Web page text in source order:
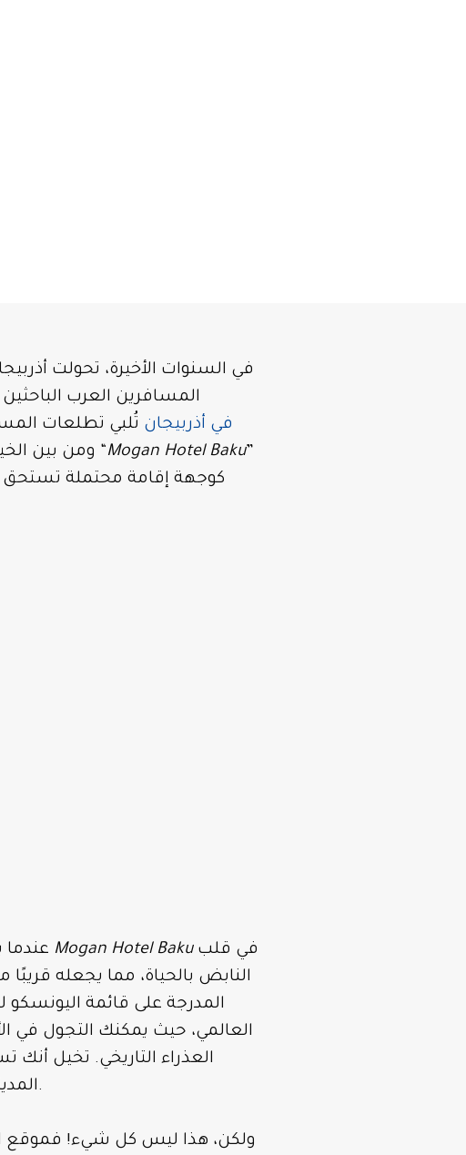
في السنوات الأخيرة، تحولت
المسافرين العرب
في أذربيجان تُلبي تطلعات
. ومن بين الخيارات الجديدة والواعدة التي تلوح في أفق عام 2025، يبرز اسم “Mogan Hotel Baku”
كوجهة إقامة محتملة تستحق
Mogan Hotel Baku في قلب
العالمي، حيث يمكنك التجول في
العذراء التاريخي. تخيل
المدينة الحديث، وكل ذلك وأنت تتنعم بالهدوء والسكينة بعيدًا عن صخب المدينة.
ولكن، هذا ليس كل شيء! فموقع